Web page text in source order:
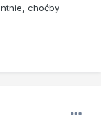
choćby